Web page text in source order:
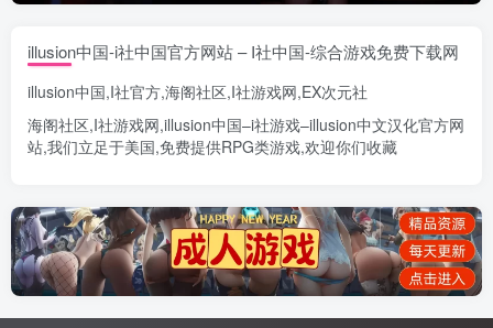
illusion中国-i社中国官方网站 – I社中国-综合游戏免费下载网
illusion中国,I社官方,海阁社区,I社游戏网,EX次元社
海阁社区,I社游戏网,illusion中国–i社游戏–illusion中文汉化官方网
站,我们立足于美国,免费提供RPG类游戏,欢迎你们收藏